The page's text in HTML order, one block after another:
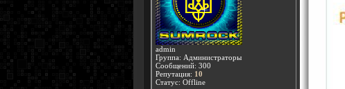
admin
Группа: Администраторы
Сообщений: 300
Репутация: 10
Статус: Offline